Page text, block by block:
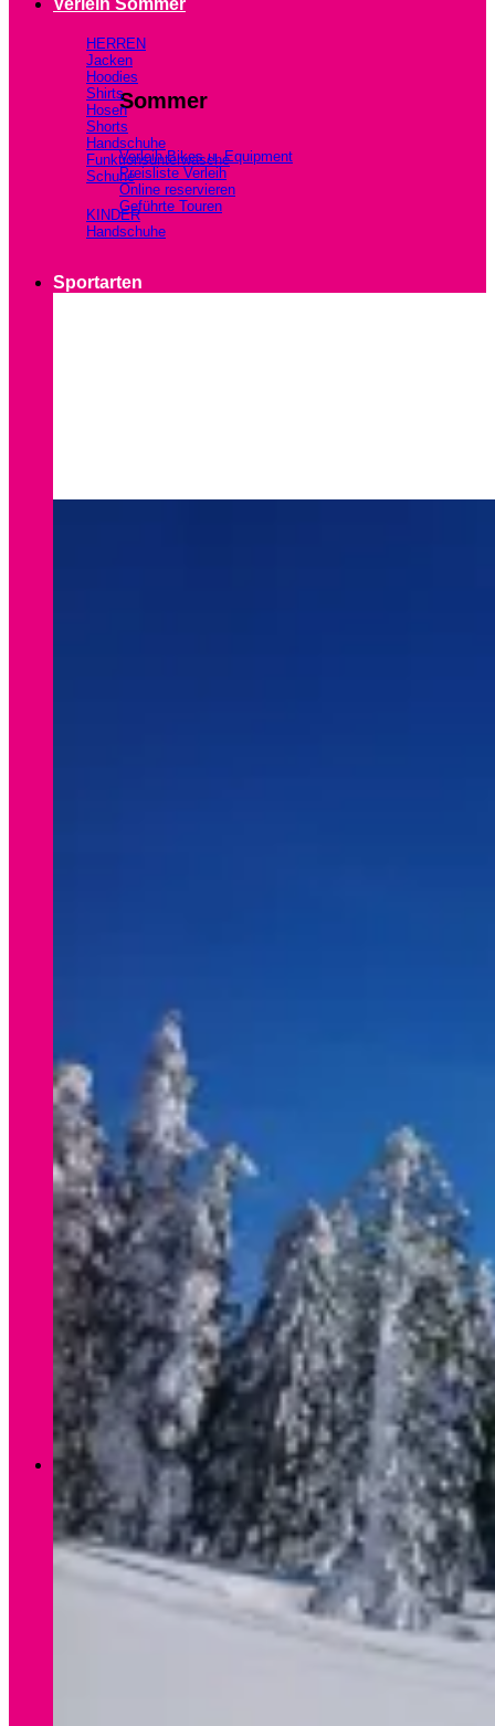
Verleih Sommer
Sommer
Verleih Bikes u. Equipment
Preisliste Verleih
Online reservieren
Geführte Touren
Verleih Winter
WINTER
HERREN
Jacken
Hoodies
Shirts
Hosen
Shorts
Handschuhe
Funktionsunterwäsche
Schuhe
KINDER
Handschuhe
Sportarten